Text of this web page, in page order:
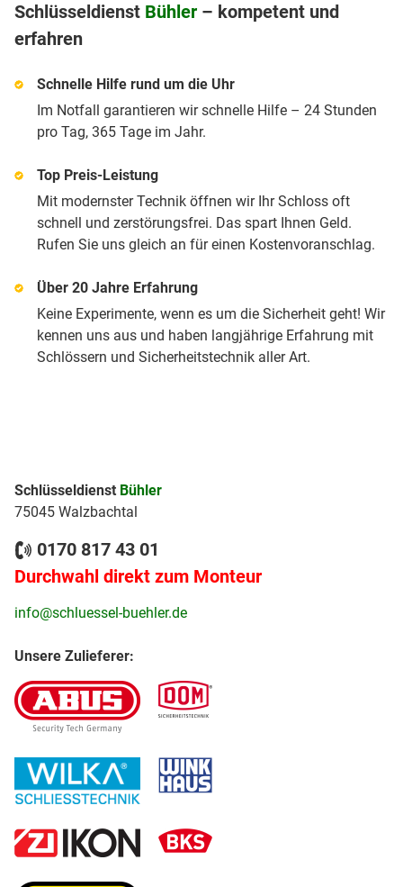
Schlüsseldienst Bühler – kompetent und
erfahren
Schnelle Hilfe rund um die Uhr
Im Notfall garantieren wir schnelle Hilfe – 24 Stunden
pro Tag, 365 Tage im Jahr.
Top Preis-Leistung
Mit modernster Technik öffnen wir Ihr Schloss oft
schnell und zerstörungsfrei. Das spart Ihnen Geld.
Rufen Sie uns gleich an für einen Kostenvoranschlag.
Über 20 Jahre Erfahrung
Keine Experimente, wenn es um die Sicherheit geht! Wir
kennen uns aus und haben langjährige Erfahrung mit
Schlössern und Sicherheitstechnik aller Art.
Schlüsseldienst Bühler
75045 Walzbachtal
0170 817 43 01
Durchwahl direkt zum Monteur
info@schluessel-buehler.de
Unsere Zulieferer: